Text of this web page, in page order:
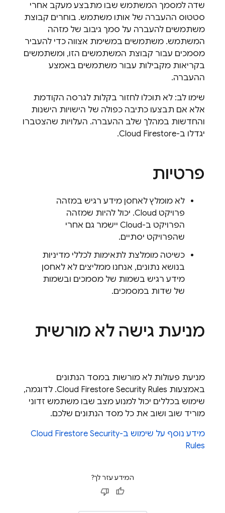
שדה למסמך המשתמש שבו מתבצע מעקב אחרי
סטטוס ההעברה של אותו משתמש. בוחרים קבוצת
משתמשים להעברה על סמך גיבוב של מזהה
המשתמש. משתמשים במשימת אצווה כדי להעביר
מסמכים עבור קבוצת המשתמשים הזו, ומשתמשים
בקריאות מקבילות עבור משתמשים באמצע
ההעברה.
שימו לב: לא תוכלו לחזור בקלות לגרסה הקודמת
אלא אם תבצעו כתיבה כפולה של הישויות הישנות
והחדשות במהלך שלב ההעברה. העלויות שהצטברו
יגדלו ב-Cloud Firestore
.
פרטיות
לא מומלץ לאחסן מידע רגיש במזהה
פרויקט Cloud. יכול להיות שמזהה
הפרויקט ב-Cloud יישמר גם אחרי
שהפרויקט יסתיים.
כשיטה מומלצת לתאימות לכללי מדיניות
בנושא נתונים, אנחנו ממליצים לא לאחסן
מידע רגיש בשמות של מסמכים ובשמות
של שדות במסמכים.
מניעת גישה לא מורשית
מניעת פעולות לא מורשות במסד הנתונים
באמצעות
Cloud Firestore Security Rules
. לדוגמה,
שימוש בכללים יכול למנוע מצב שבו משתמש זדוני
מוריד שוב ושוב את כל מסד הנתונים שלכם.
מידע נוסף על שימוש ב-
Cloud Firestore Security
Rules
המידע עזר לך?